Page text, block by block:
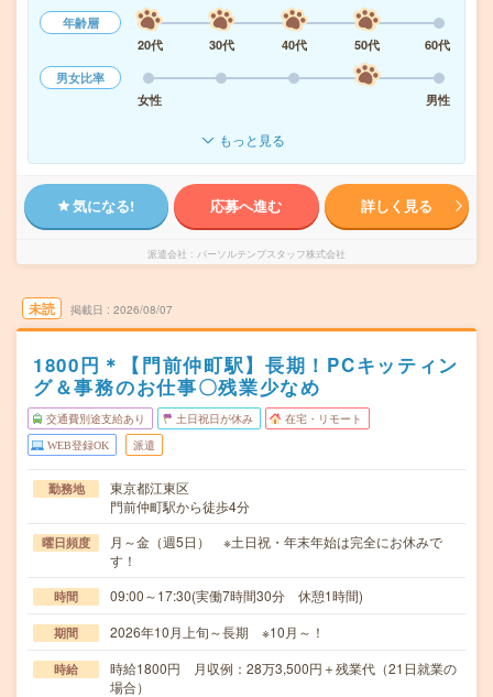
年齢層
20代
30代 40代 50代
60代
男女比率
女性
男性
もっと見る
気になる! 応募へ進む 詳しく見る
派遣会社 パーソルテンプスタッフ株式会社
未読 掲載日 2026/08/07
1800円＊【門前仲町駅】長期！PCキッティン
グ＆事務のお仕事〇残業少なめ
交通費別途支給あり 土日祝日が休み 在宅・リモート
WEB登録OK 派遣
勤務地
東京都江東区
門前仲町駅から徒歩4分
曜日頻度
月～金（週5日） ※土日祝・年末年始は完全にお休みで
す！
時間 09:00～17:30(実働7時間30分 休憩1時間)
期間 2026年10月上旬～長期 ※10月～！
時給
時給1800円 月収例：28万3,500円＋残業代（21日就業の
場合）